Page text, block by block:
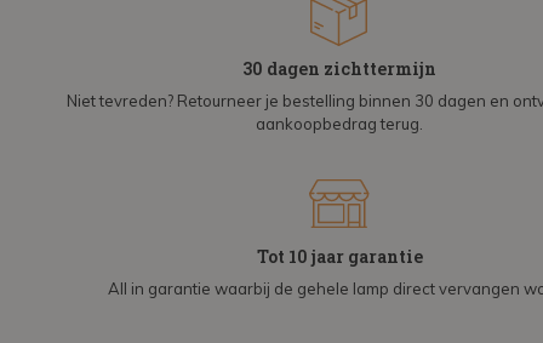
30 dagen zichttermijn
Niet tevreden? Retourneer je bestelling binnen 30 dagen en
aankoopbedrag terug.
Tot 10 jaar garantie
All in garantie waarbij de gehele lamp direct vervangen